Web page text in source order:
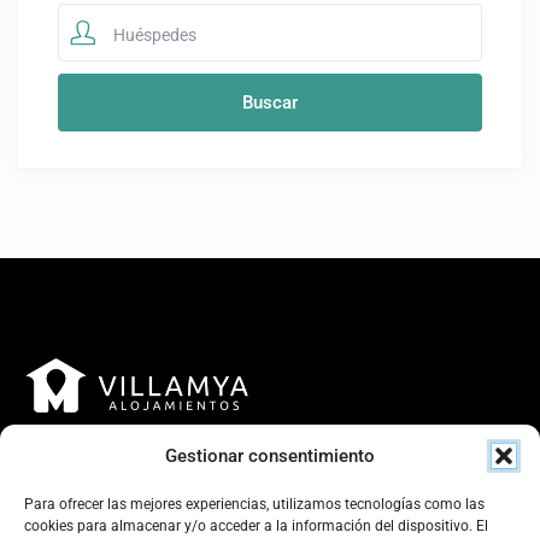
Gestionar consentimiento
Para ofrecer las mejores experiencias, utilizamos tecnologías como las
cookies para almacenar y/o acceder a la información del dispositivo. El
Huéspedes